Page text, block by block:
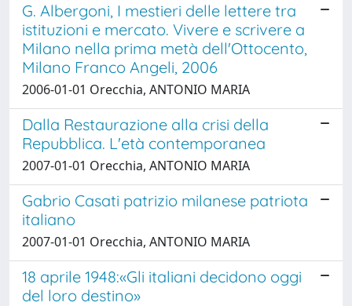
G. Albergoni, I mestieri delle lettere tra
istituzioni e mercato. Vivere e scrivere a
Milano nella prima metà dell'Ottocento,
Milano Franco Angeli, 2006
2006-01-01 Orecchia, ANTONIO MARIA
Dalla Restaurazione alla crisi della
Repubblica. L'età contemporanea
2007-01-01 Orecchia, ANTONIO MARIA
Gabrio Casati patrizio milanese patriota
italiano
2007-01-01 Orecchia, ANTONIO MARIA
18 aprile 1948:«Gli italiani decidono oggi
del loro destino»